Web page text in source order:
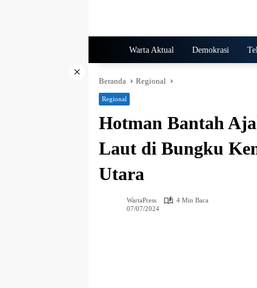
HomeWarta Aktual Demokrasi
×
Beranda Regional
Regional
Hotman Bantah
Laut di Bungku
Utara
WartaPress
4 Min Baca
07/07/2024